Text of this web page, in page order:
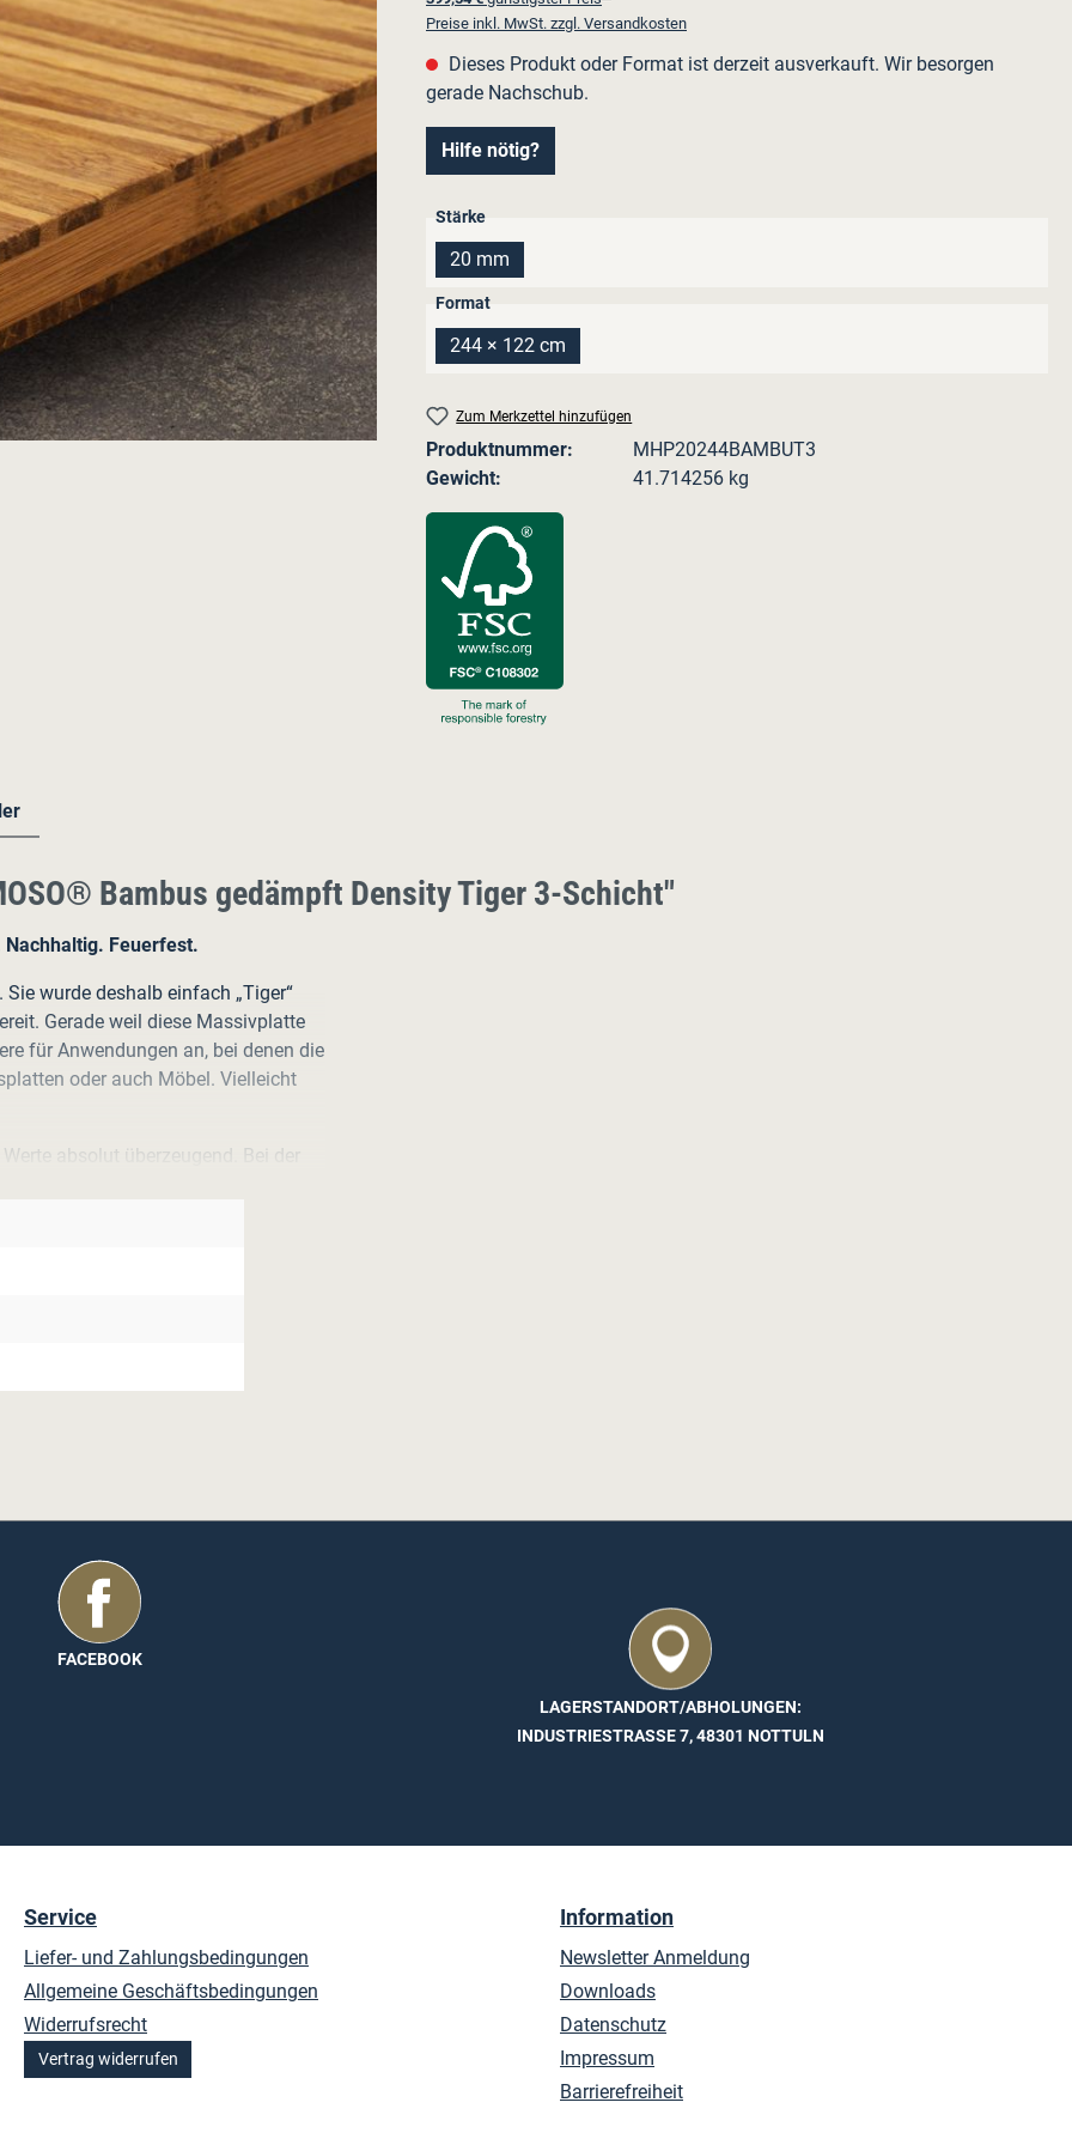
Preise inkl. MwSt. zzgl. Versandkosten
Dieses Produkt oder Format ist derzeit ausverkauft. Wir besorgen
gerade Nachschub.
Hilfe nötig?
Stärkeauswählen
20 mm
(Diese Option ist zurzeit nicht verfügbar.)
Formatauswählen
244 × 122 cm
(Diese Option ist zurzeit nicht verfügbar.)
Zum Merkzettel hinzufügen
Produktnummer:
MHP20244BAMBUT3
Gewicht:
41.714256 kg
Bambus gedämpft Density Tiger 3-Schicht"
Feuerfest.
wurde deshalb einfach „Tiger“
Gerade weil diese Massivplatte
für Anwendungen an, bei denen die
oder auch Möbel. Vielleicht
absolut überzeugend. Bei der
widerstandsfähiger ist als alle Dir
Pflanze der Welt. Die ersten Stängel
Details.
FACEBOOK
LAGERSTANDORT/ABHOLUNGEN:
INDUSTRIESTRASSE 7, 48301 NOTTULN
Service
Liefer- und Zahlungsbedingungen
Allgemeine Geschäftsbedingungen
Widerrufsrecht
Vertrag widerrufen
Information
Newsletter Anmeldung
Downloads
Datenschutz
Impressum
Barrierefreiheit